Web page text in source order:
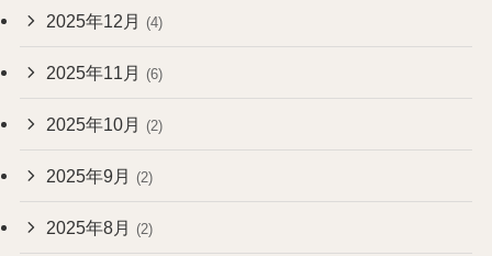
2025年12月 (4)
2025年11月 (6)
2025年10月 (2)
2025年9月 (2)
2025年8月 (2)